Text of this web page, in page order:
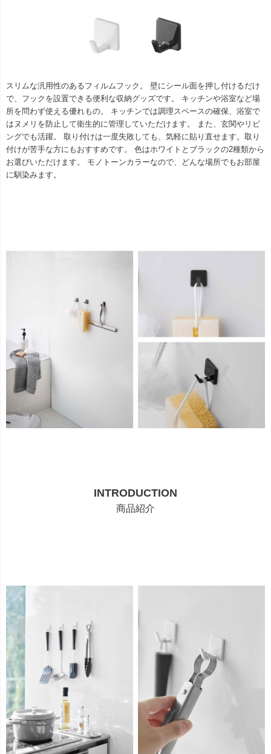
スリムな汎用性のあるフィルムフック。 壁にシール面を押し付けるだけ
で、フックを設置できる便利な収納グッズです。 キッチンや浴室など場
所を問わず使える優れもの。 キッチンでは調理スペースの確保、浴室で
はヌメリを防止して衛生的に管理していただけます。 また、玄関やリビ
ングでも活躍。 取り付けは一度失敗しても、気軽に貼り直せます。取り
付けが苦手な方にもおすすめです。 色はホワイトとブラックの2種類から
お選びいただけます。 モノトーンカラーなので、どんな場所でもお部屋
に馴染みます。
INTRODUCTION
商品紹介